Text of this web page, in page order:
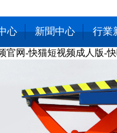
心 新聞中心 行業
官网-快猫短视频成人版-